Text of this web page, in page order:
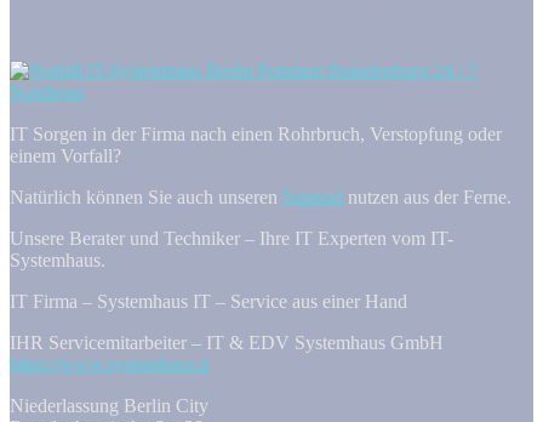
IT Sorgen in der Firma nach einen Rohrbruch, Verstopfung oder
einem Vorfall?
Natürlich können Sie auch unseren Support nutzen aus der Ferne.
Unsere Berater und Techniker – Ihre IT Experten vom IT-
Systemhaus.
IT Firma – Systemhaus IT – Service aus einer Hand
IHR Servicemitarbeiter – IT & EDV Systemhaus GmbH
https://www.systemhaus.it
Niederlassung Berlin City